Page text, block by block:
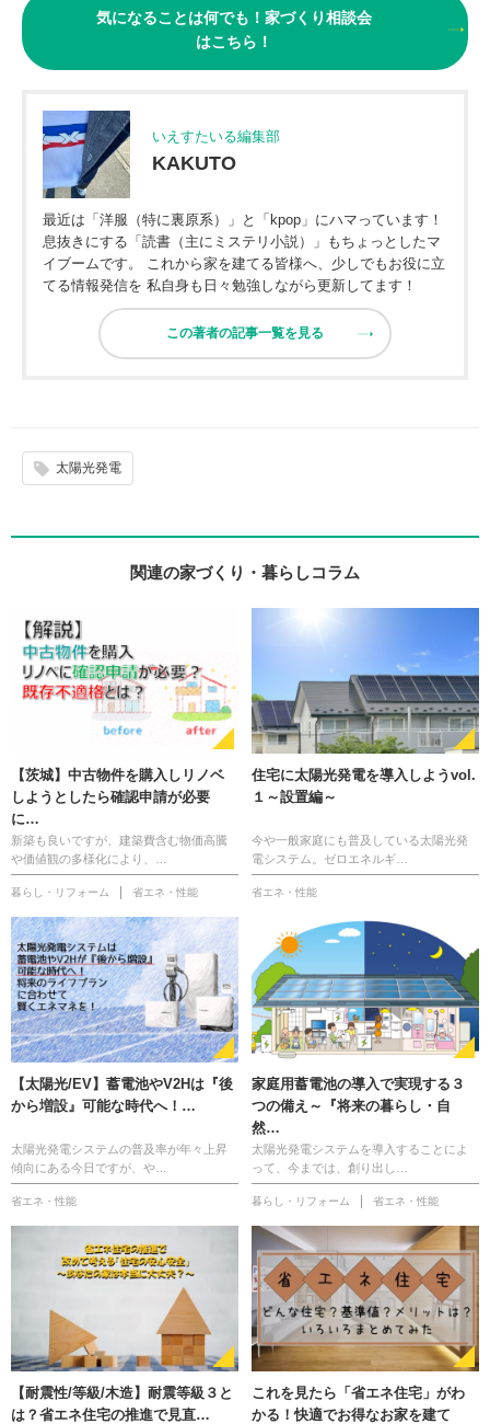
気になることは何でも！家づくり相談会
はこちら！
いえすたいる編集部
KAKUTO
最近は「洋服（特に裏原系）」と「kpop」にハマっています！
息抜きにする「読書（主にミステリ小説）」もちょっとしたマ
イブームです。 これから家を建てる皆様へ、少しでもお役に立
てる情報発信を 私自身も日々勉強しながら更新してます！
この著者の記事一覧を見る
太陽光発電
関連の家づくり・暮らしコラム
【茨城】中古物件を購入しリノベ
しようとしたら確認申請が必要
に…
新築も良いですが、建築費含む物価高騰
や価値観の多様化により、…
暮らし・リフォーム 省エネ・性能
住宅に太陽光発電を導入しようvol.
１～設置編～
今や一般家庭にも普及している太陽光発
電システム。ゼロエネルギ…
省エネ・性能
【太陽光/EV】蓄電池やV2Hは『後
から増設』可能な時代へ！…
太陽光発電システムの普及率が年々上昇
傾向にある今日ですが、や…
省エネ・性能
家庭用蓄電池の導入で実現する３
つの備え～『将来の暮らし・自
然…
太陽光発電システムを導入することによ
って、今までは、創り出し…
暮らし・リフォーム 省エネ・性能
【耐震性/等級/木造】耐震等級３と
は？省エネ住宅の推進で見直…
これを見たら「省エネ住宅」がわ
かる！快適でお得なお家を建て